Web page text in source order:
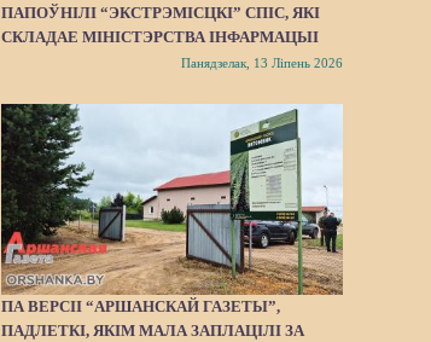
ПАПОЎНІЛІ “ЭКСТРЭМІСЦКІ” СПІС, ЯКІ
СКЛАДАЕ МІНІСТЭРСТВА ІНФАРМАЦЫІ
Панядзелак, 13 Ліпень 2026
ПА ВЕРСІІ “АРШАНСКАЙ ГАЗЕТЫ”,
ПАДЛЕТКІ, ЯКІМ МАЛА ЗАПЛАЦІЛІ ЗА